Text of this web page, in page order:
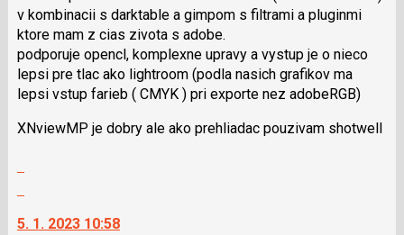
i
klávesy
N
pro
následující
P
názor
v kombinacii s darktable a gimpom s filtrami a pluginmi
ktore mam z cias zivota s adobe.
podporuje opencl, komplexne upravy a vystup je o nieco
lepsi pre tlac ako lightroom (podla nasich grafikov ma
lepsi vstup farieb ( CMYK ) pri exporte nez adobeRGB)
XNviewMP je dobry ale ako prehliadac pouzivam shotwell
další
5. 1. 2023 10:58